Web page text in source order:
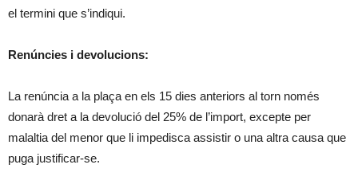
el termini que s’indiqui.
Renúncies i devolucions:
La renúncia a la plaça en els 15 dies anteriors al torn només
donarà dret a la devolució del 25% de l’import, excepte per
malaltia del menor que li impedisca assistir o una altra causa que
puga justificar-se.